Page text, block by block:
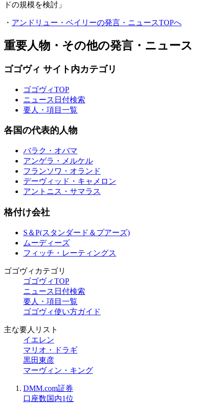
ドの規模を検討」
・ アンドリュー・ベイリーの発言・ニュースTOPへ
重要人物・その他の発言・ニュース
ゴゴヴィ サイト内カテゴリ
ゴゴヴィTOP
ニュース日付検索
要人・項目一覧
各国の代表的人物
バラク・オバマ
アンゲラ・メルケル
フランソワ・オランド
デーヴィッド・キャメロン
アントニス・サマラス
格付け会社
S＆P(スタンダード＆プアーズ)
ムーディーズ
フィッチ・レーティングス
ゴゴヴィカテゴリ
ゴゴヴィTOP
ニュース日付検索
要人・項目一覧
ゴゴヴィ使い方ガイド
主な要人リスト
イエレン
マリオ・ドラギ
黒田東彦
マーヴィン・キング
DMM.com証券
口座数国内1位